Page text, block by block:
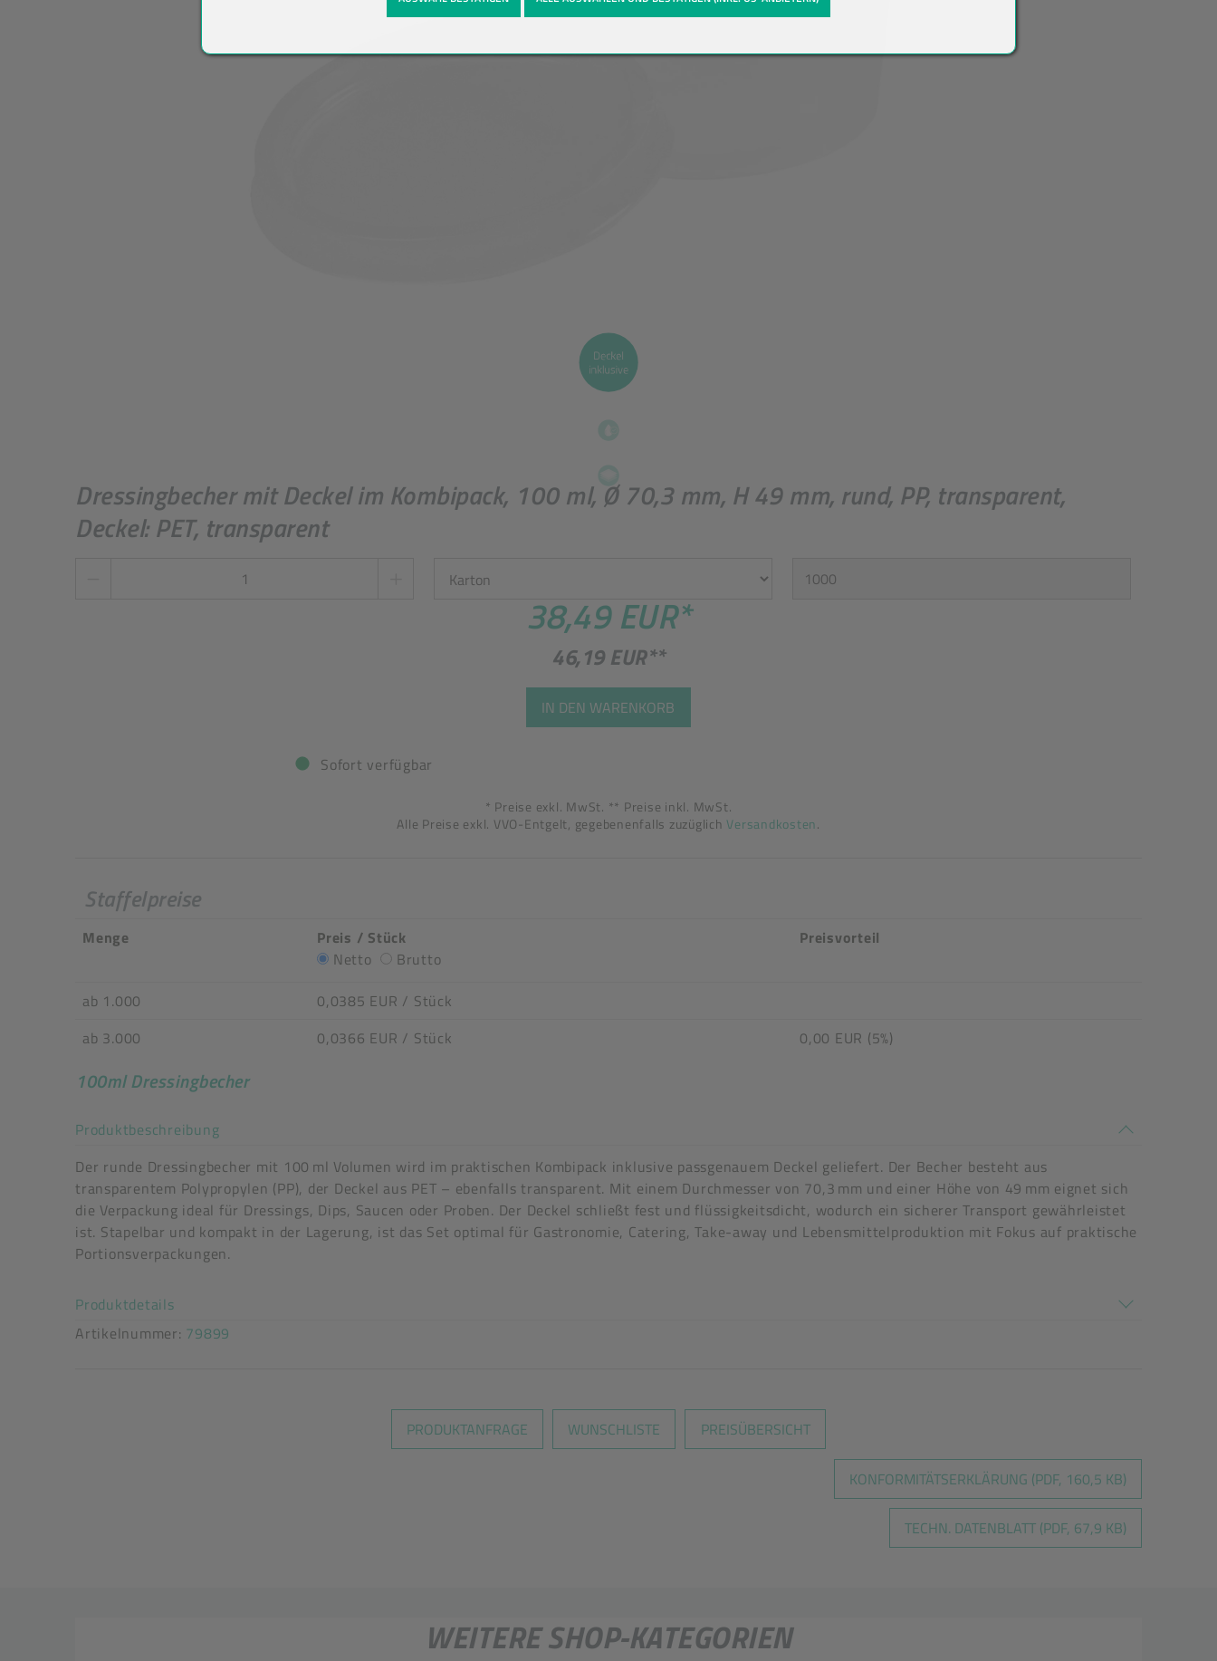
Dressingbecher mit Deckel im Kombipack, 100 ml, Ø 70,3 mm, H 49 mm, rund, PP, transparent,
Deckel: PET, transparent
Stückzahl*
38,49 EUR*
46,19 EUR**
IN DEN WARENKORB
Sofort verfügbar
* Preise exkl. MwSt. ** Preise inkl. MwSt.
Alle Preise exkl. VVO-Entgelt, gegebenenfalls zuzüglich Versandkosten.
Staffelpreise
Menge
Preis / Stück
Netto
Brutto
Preisvorteil
ab 1.000 0,0385 EUR / Stück
ab 3.000
0,0366 EUR / Stück 0,00 EUR (5%)
100ml Dressingbecher
Produktbeschreibung
Der runde Dressingbecher mit 100 ml Volumen wird im praktischen Kombipack inklusive passgenauem Deckel geliefert. Der Becher besteht aus
transparentem Polypropylen (PP), der Deckel aus PET – ebenfalls transparent. Mit einem Durchmesser von 70,3 mm und einer Höhe von 49 mm eignet sich
die Verpackung ideal für Dressings, Dips, Saucen oder Proben. Der Deckel schließt fest und flüssigkeitsdicht, wodurch ein sicherer Transport gewährleistet
ist. Stapelbar und kompakt in der Lagerung, ist das Set optimal für Gastronomie, Catering, Take-away und Lebensmittelproduktion mit Fokus auf praktische
Portionsverpackungen.
Produktdetails
Auslaufartikel
Art der verpackten Lebensmittel: fette Lebensmittel
festverschließend: Ja
stapelbar: Ja
Artikelnummer: 79899
PRODUKTANFRAGE WUNSCHLISTE PREISÜBERSICHT
KONFORMITÄTSERKLÄRUNG (PDF, 160,5 KB)
TECHN. DATENBLATT (PDF, 67,9 KB)
WEITERE SHOP-KATEGORIEN